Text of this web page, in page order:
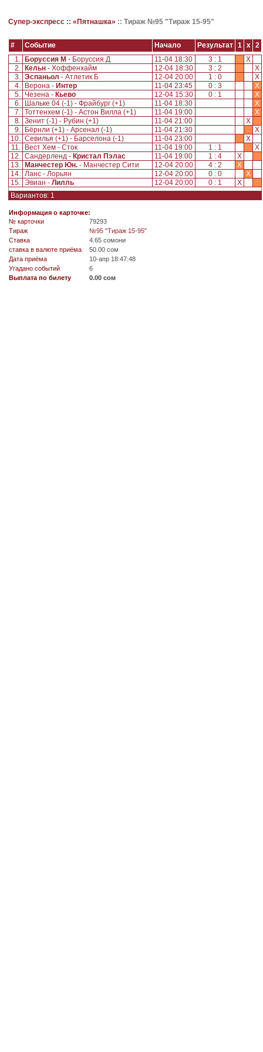
Супер-экспресс :: «Пятнашка» :: Тираж №95 "Тираж 15-95"
# Событие Начало Результат 1 x
2
1.
Боруссия М - Боруссия Д 11-04 18:30 3 : 1
X
2.
Кельн - Хоффенхайм 12-04 18:30 3 : 2
X
3. Эспаньол - Атлетик Б 12-04 20:00 1 : 0
X
4.
Верона - Интер 11-04 23:45 0 : 3
X
5. Чезена - Кьево 12-04 15:30 0 : 1
X
6.
Шальке 04 (-1) - Фрайбург (+1) 11-04 18:30
X
7. Тоттенхем (-1) - Астон Вилла (+1) 11-04 19:00
X
8. Зенит (-1) - Рубин (+1) 11-04 21:00
X
9.
Бёрнли (+1) - Арсенал (-1) 11-04 21:30
X
10. Севилья (+1) - Барселона (-1) 11-04 23:00
X
11.
Вест Хем - Сток 11-04 19:00 1 : 1
X
12. Сандерленд - Кристал Пэлас 11-04 19:00 1 : 4
X
13.
Манчестер Юн. - Манчестер Сити 12-04 20:00 4 : 2
X
14. Ланс - Лорьян 12-04 20:00 0 : 0
X
15. Эвиан - Лилль 12-04 20:00 0 : 1
X
Вариантов: 1
Информация о карточке:
№ карточки
79293
Tираж
№95 "Тираж 15-95"
Ставка
4.65 сомони
ставка в валюте приёма
50.00 сом
Дата приёма
10-апр 18:47:48
Угадано событий
6
Выплата по билету
0.00 сом